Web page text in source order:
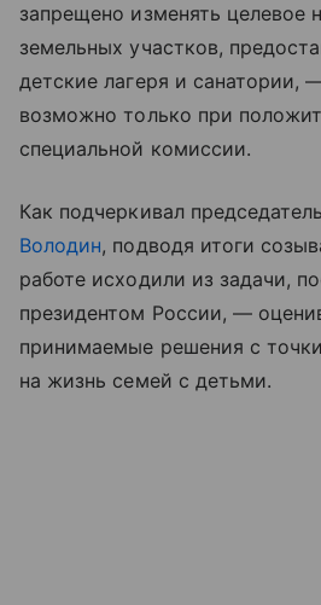
запрещено изменять целевое
земельных участков,
детские лагеря и санатории,
возможно только при
специальной комиссии.
Как подчеркивал
Володин, подводя итоги
работе исходили из задачи,
президентом России, —
принимаемые решения с
на жизнь семей с детьми.